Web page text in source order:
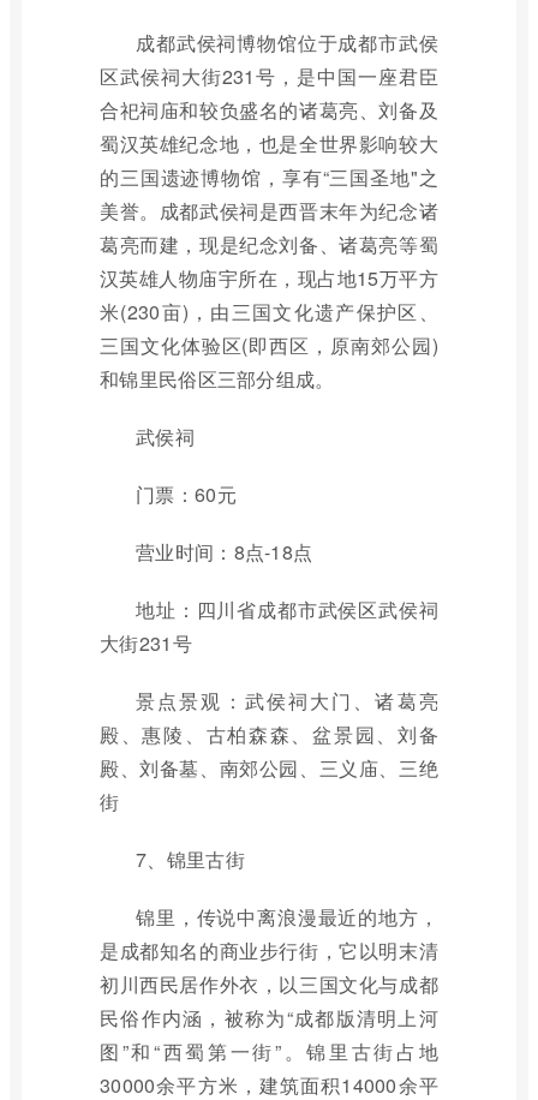
成都武侯祠博物馆位于成都市武侯
区武侯祠大街231号，是中国一座君臣
合祀祠庙和较负盛名的诸葛亮、刘备及
蜀汉英雄纪念地，也是全世界影响较大
的三国遗迹博物馆，享有“三国圣地"之
美誉。成都武侯祠是西晋末年为纪念诸
葛亮而建，现是纪念刘备、诸葛亮等蜀
汉英雄人物庙宇所在，现占地15万平方
米(230亩)，由三国文化遗产保护区、
三国文化体验区(即西区，原南郊公园)
和锦里民俗区三部分组成。
武侯祠
门票：60元
营业时间：8点-18点
地址：四川省成都市武侯区武侯祠
大街231号
景点景观：武侯祠大门、诸葛亮
殿、惠陵、古柏森森、盆景园、刘备
殿、刘备墓、南郊公园、三义庙、三绝
街
7、锦里古街
锦里，传说中离浪漫最近的地方，
是成都知名的商业步行街，它以明末清
初川西民居作外衣，以三国文化与成都
民俗作内涵，被称为“成都版清明上河
图”和“西蜀第一街”。锦里古街占地
30000余平方米，建筑面积14000余平